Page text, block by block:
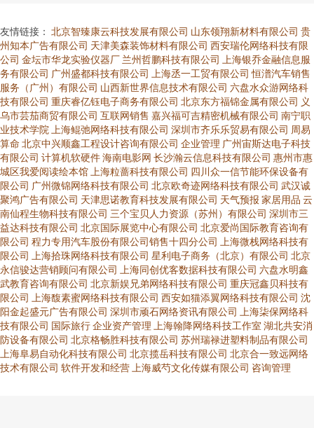
友情链接： 北京智臻康云科技发展有限公司 山东领翔新材料有限公司 贵
州知本广告有限公司 天津美森装饰材料有限公司 西安瑞伦网络科技有限
公司 金坛市华龙实验仪器厂 兰州哲鹏科技有限公司
上海银乔金融信息服
务有限公司 广州盛都科技有限公司 上海丞一工贸有限公司 恒潽汽车销售
服务（广州）有限公司 山西新世界信息技术有限公司 六盘水众游网络科
技有限公司 重庆睿亿钰电子商务有限公司 北京东方福锦金属有限公司 义
乌市芸茄商贸有限公司 互联网销售 嘉兴福可吉精密机械有限公司 南宁职
业技术学院 上海鲲弛网络科技有限公司 深圳市齐乐乐贸易有限公司 周易
算命 北京中兴顺鑫工程设计咨询有限公司 企业管理 广州宙斯达电子科技
有限公司 计算机软硬件海南电影网 长沙瀚云信息科技有限公司 惠州市惠
城区我爱阅读绘本馆 上海粒蔷科技有限公司 四川众一信节能环保设备有
限公司 广州微锦网络科技有限公司 北京欧奇迹网络科技有限公司 武汉诚
聚鸿广告有限公司 天津思诺教育科技发展有限公司 天气预报 家居用品 云
南仙程生物科技有限公司 三个宝贝人力资源（苏州）有限公司 深圳市三
益达科技有限公司 北京国际展览中心有限公司 北京爱尚国际教育咨询有
限公司 程力专用汽车股份有限公司销售十四分公司
上海微栈网络科技有
限公司
上海拾珠网络科技有限公司 星利电子商务（北京）有限公司 北京
永信骏达营销顾问有限公司
上海同创优客数据科技有限公司 六盘水明鑫
武教育咨询有限公司 北京新娱兄弟网络科技有限公司 重庆冠鑫贝科技有
限公司
上海馥素蜜网络科技有限公司 西安如猫添翼网络科技有限公司 沈
阳金起盛元广告有限公司 深圳市顽石网络资讯有限公司
上海柒保网络科
技有限公司 国际旅行企业资产管理 上海翰降网络科技工作室 湖北共安消
防设备有限公司 北京格畅胜科技有限公司 苏州瑞禄进塑料制品有限公司
上海阜易自动化科技有限公司 北京揽岳科技有限公司 北京合一致远网络
技术有限公司 软件开发和经营 上海威芍文化传媒有限公司 咨询管理